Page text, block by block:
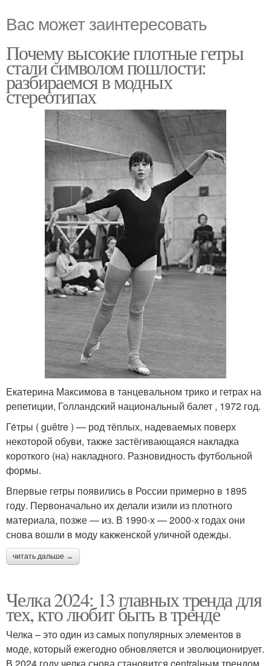
Вас может заинтересовать
Почему высокие плотные гетры
стали символом пошлости:
разбираемся в модных
стереотипах
Екатерина Максимова в танцевальном трико и гетрах на
репетиции, Голландский национальный балет , 1972 год.
Ге́тры ( guêtre ) — род тёплых, надеваемых поверх
некоторой обуви, также застёгивающаяся накладка
короткого (на) накладного. Разновидность футбольной
формы.
Впервые гетры появились в России примерно в 1895
году. Первоначально их делали изили из плотного
материала, позже — из. В 1990-х — 2000-х годах они
снова вошли в моду какженской уличной одежды.
читать дальше →
Челка 2024: 13 главных тренда для
тех, кто любит быть в тренде
Челка – это один из самых популярных элементов в
моде, который ежегодно обновляется и эволюционирует.